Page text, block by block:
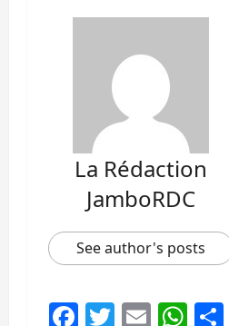
La Rédaction
JamboRDC
See author's posts
Facebook
Twitter
Email